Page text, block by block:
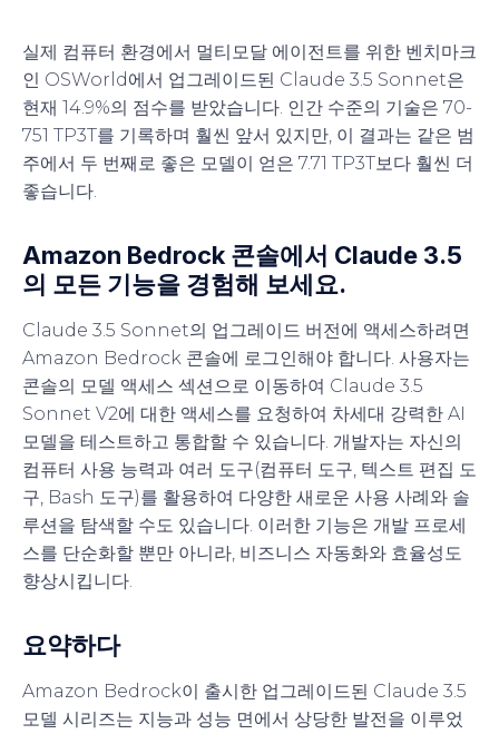
실제 컴퓨터 환경에서 멀티모달 에이전트를 위한 벤치마크
인 OSWorld에서 업그레이드된 Claude 3.5 Sonnet은
현재 14.9%의 점수를 받았습니다. 인간 수준의 기술은 70-
751 TP3T를 기록하며 훨씬 앞서 있지만, 이 결과는 같은 범
주에서 두 번째로 좋은 모델이 얻은 7.71 TP3T보다 훨씬 더
좋습니다.
Amazon Bedrock 콘솔에서 Claude 3.5
의 모든 기능을 경험해 보세요.
Claude 3.5 Sonnet의 업그레이드 버전에 액세스하려면
Amazon Bedrock 콘솔에 로그인해야 합니다. 사용자는
콘솔의 모델 액세스 섹션으로 이동하여 Claude 3.5
Sonnet V2에 대한 액세스를 요청하여 차세대 강력한 AI
모델을 테스트하고 통합할 수 있습니다. 개발자는 자신의
컴퓨터 사용 능력과 여러 도구(컴퓨터 도구, 텍스트 편집 도
구, Bash 도구)를 활용하여 다양한 새로운 사용 사례와 솔
루션을 탐색할 수도 있습니다. 이러한 기능은 개발 프로세
스를 단순화할 뿐만 아니라, 비즈니스 자동화와 효율성도
향상시킵니다.
요약하다
Amazon Bedrock이 출시한 업그레이드된 Claude 3.5
모델 시리즈는 지능과 성능 면에서 상당한 발전을 이루었